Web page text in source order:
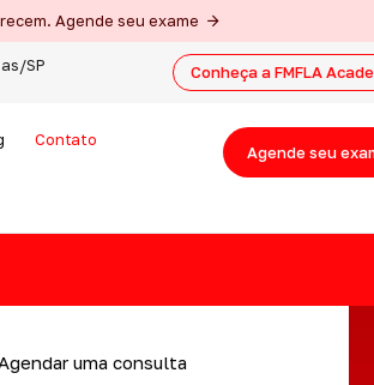
Agende seu exame
SP Conheça a FMFLA
Contato
Agende seu
uma consulta